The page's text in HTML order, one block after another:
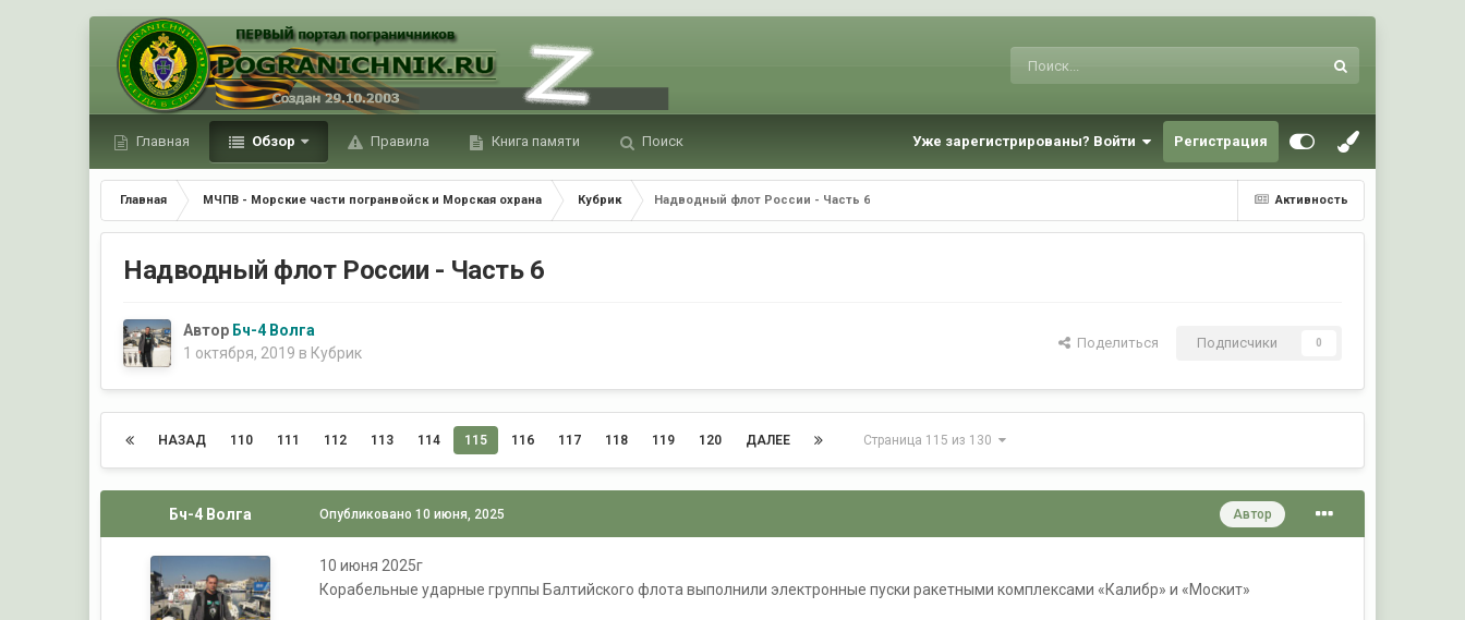
Главная Обзор Правила Книга памяти Поиск Уже зарегистрированы? Войти Регистрация
Активность
Главная МЧПВ - Морские части погранвойск и Морская охрана Кубрик Надводный флот России - Часть 6
Надводный флот России - Часть 6
Автор Бч-4 Волга
1 октября, 2019 в Кубрик
Поделиться Подписчики 0
НАЗАД 110 111 112 113 114 115 116 117 118 119 120 ДАЛЕЕ Страница 115 из 130
Бч-4 Волга Автор
Опубликовано10 июня, 2025
10 июня 2025г
Корабельные ударные группы Балтийского флота выполнили электронные пуски ракетными комплексами «Калибр» и «Москит»